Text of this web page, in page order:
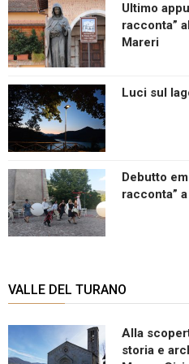
Ultimo
racconta”
Mareri
Luci sul
Debutto
racconta”
VALLE DEL TURANO
Alla
storia e